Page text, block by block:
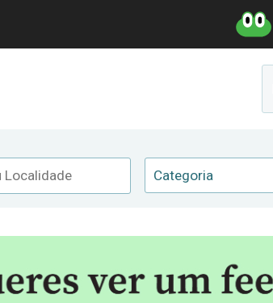
Categoria